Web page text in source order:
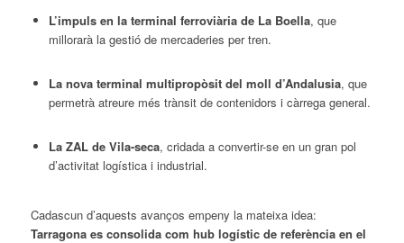
L’impuls en la terminal ferroviària de La Boella, que
millorarà la gestió de mercaderies per tren.
La nova terminal multipropòsit del moll d’Andalusia, que
permetrà atreure més trànsit de contenidors i càrrega general.
La ZAL de Vila-seca, cridada a convertir-se en un gran pol
d’activitat logística i industrial.
Cadascun d’aquests avanços empeny la mateixa idea:
Tarragona es consolida com hub logístic de referència en el